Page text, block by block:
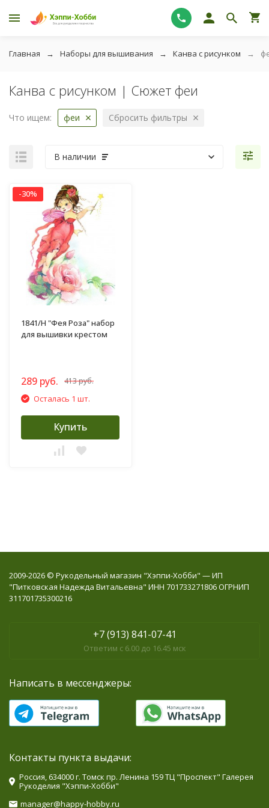
Главная Наборы для вышивания Канва с рисунком
Канва с рисунком | Сюжет феи
Что ищем: феи Сбросить фильтры
В наличии
-30%
1841/Н "Фея Роза" набор
для вышивки крестом
289 руб. 413 руб.
Осталась 1 шт.
Купить
2009-2026 © Рукодельный магазин "Хэппи-Хобби" — ИП
"Питковская Надежда Витальевна" ИНН 701733271806 ОГРНИП
311701735300216
+7 (913) 841-07-41
Ответим с 6.00 до 16.45 мск
Написать в мессенджеры:
Контакты пункта выдачи:
Россия, 634000 г. Томск пр. Ленина 159 ТЦ "Проспект" Галерея
Рукоделия "Хэппи-Хобби"
manager@happy-hobby.ru